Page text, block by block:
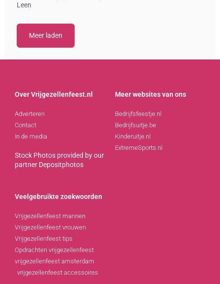
Leen
Meer laden
Over Vrijgezellenfeest.nl
Adverteren
Contact
In de media
Stock Photos provided by our
partner Depositphotos
Meer websites van ons
Bedrijfsfeestje.nl
Bedrijfsuitje.be
Kinderuitje.nl
ExtremeSports.nl
Veelgebruikte zoekwoorden
Vrijgezellenfeest mannen
Vrijgezellenfeest vrouwen
Vrijgezellenfeest tips
Opdrachten vrijgezellenfeest
vrijgezellenfeest amsterdam
vrijgezellenfeest accessoires